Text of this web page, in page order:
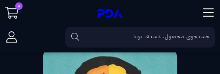
صفحه اصلی مقالات کلید خاموش/روشن مغز کشف شد
0